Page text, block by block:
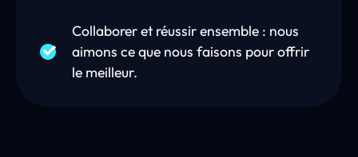
Collaborer et réussir ensemble : nous
aimons ce que nous faisons pour offrir
le meilleur.